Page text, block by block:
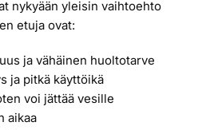
nykyään yleisin vaihtoehto
etuja ovat:
ja vähäinen huoltotarve
ja pitkä käyttöikä
voi jättää vesille
aikaa